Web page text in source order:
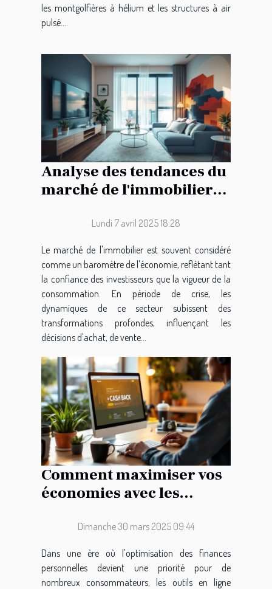
les montgolfières à hélium et les structures à air
pulsé....
Analyse des tendances du
marché de l'immobilier
Lundi 7 avril 2025 18:28
Le marché de l'immobilier est souvent considéré
comme un baromètre de l'économie, reflétant tant
la confiance des investisseurs que la vigueur de la
consommation. En période de crise, les
dynamiques de ce secteur subissent des
transformations profondes, influençant les
décisions d'achat, de vente...
Comment maximiser vos
économies avec les
cashback et codes promo
Dimanche 30 mars 2025 09:44
Dans une ère où l'optimisation des finances
personnelles devient une priorité pour de
nombreux consommateurs, les outils en ligne